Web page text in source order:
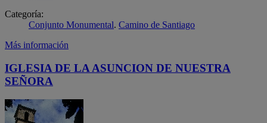
Categoría:
Conjunto Monumental. Camino de Santiago
Más información
IGLESIA DE LA ASUNCION DE NUESTRA
SEÑORA